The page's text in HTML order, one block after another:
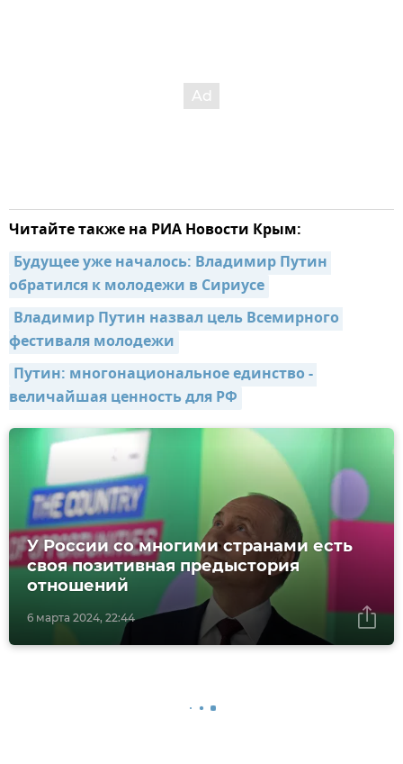
Читайте также на РИА Новости Крым:
Будущее уже началось: Владимир Путин
обратился к молодежи в Сириусе
Владимир Путин назвал цель Всемирного
фестиваля молодежи
Путин: многонациональное единство -
величайшая ценность для РФ
6 марта 2024, 22:44
У России со многими странами есть
своя позитивная предыстория
отношений